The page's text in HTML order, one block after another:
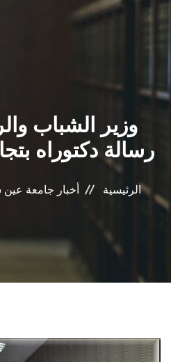
وزير الشباب
رسالة دكتوراه
الرئيسية أخبار جامعة